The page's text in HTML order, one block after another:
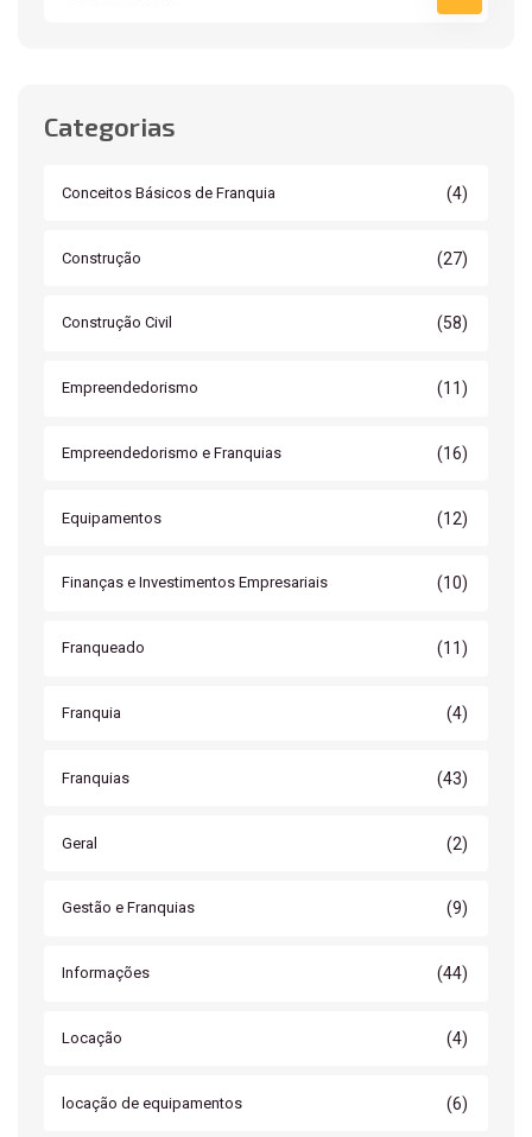
Categorias
Conceitos Básicos de Franquia (4)
Construção (27)
Construção Civil (58)
Empreendedorismo (11)
Empreendedorismo e Franquias (16)
Equipamentos (12)
Finanças e Investimentos Empresariais (10)
Franqueado (11)
Franquia (4)
Franquias (43)
Geral (2)
Gestão e Franquias (9)
Informações (44)
Locação (4)
locação de equipamentos (6)